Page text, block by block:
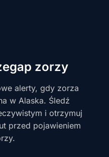
zorzy
alerty, gdy zorza
w Alaska. Śledź
i otrzymuj
przed pojawieniem